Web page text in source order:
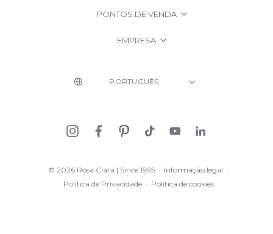
PONTOS DE VENDA
EMPRESA
© 2026 Rosa Clará | Since 1995 · Informação legal ·
Política de Privacidade · Política de cookies